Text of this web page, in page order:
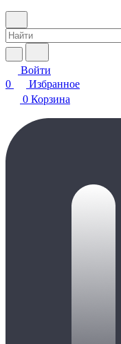
Войти
0
Избранное
0 Корзина